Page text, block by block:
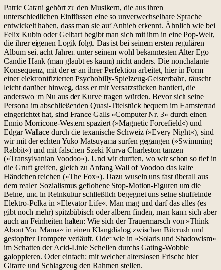
Patric Catani gehört zu den Musikern, die aus ihren
unterschiedlichen Einflüssen eine so unverwechselbare Sprache
entwickelt haben, dass man sie auf Anhieb erkennt. Ähnlich wie bei
Felix Kubin oder Gelbart begibt man sich mit ihm in eine Pop-Welt,
die ihrer eigenen Logik folgt. Das ist bei seinem ersten regulären
Album seit acht Jahren unter seinem wohl bekanntesten Alter Ego
Candie Hank (man glaubt es kaum) nicht anders. Die nonchalante
Konsequenz, mit der er an ihrer Perfektion arbeitet, hier in Form
einer elektronifizierten Psychobilly-Spielzeug-Geisterbahn, täuscht
leicht darüber hinweg, dass er mit Versatzstücken hantiert, die
anderswo im Nu aus der Kurve tragen würden. Bevor sich seine
Persona im abschließenden Quasi-Titelstück bequem im Hamsterrad
eingerichtet hat, sind France Galls »Computer Nr. 3« durch einen
Ennio Morricone-Western spaziert (»Magnetic Forcefield«) und
Edgar Wallace durch die texanische Schweiz (»Every Night«), sind
wir mit der echten Yuko Matsuyama surfen gegangen (»Swimming
Rabbit«) und mit falschen Szeki Kurva Charleston tanzen
(»Transylvanian Voodoo«). Und wir durften, wo wir schon so tief in
die Gruft greifen, gleich zu Anfang Wall of Voodoo das kalte
Händchen reichen (»The Fox«). Dazu wuseln uns fast überall aus
dem realen Sozialismus geflohene Stop-Motion-Figuren um die
Beine, und in Reinkultur schließlich begegnet uns seine shuffelnde
Elektro-Polka in »Elevator Life«. Man mag und darf das alles (es
gibt noch mehr) spitzbübisch oder albern finden, man kann sich aber
auch an Feinheiten halten: Wie sich der Trauermarsch von »Think
About You Mama« in einen Klangdialog zwischen Bitcrush und
gestopfter Trompete verläuft. Oder wie in »Solaris und Shadowism«
im Schatten der Acid-Linie Schellen durchs Gating-Wobble
galoppieren. Oder einfach: mit welcher alterslosen Frische hier
Gitarre und Schlagzeug den Rahmen stellen.